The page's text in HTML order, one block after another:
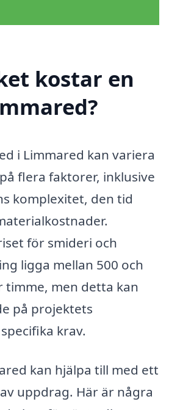
kostar en
i Limmared kan variera
flera faktorer, inklusive
komplexitet, den tid
för smideri och
ligga mellan 500 och
timme, men detta kan
på projektets
krav.
kan hjälpa till med ett
uppdrag. Här är några